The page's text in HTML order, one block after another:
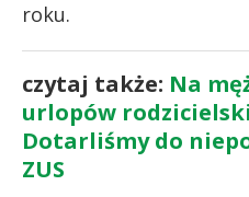
roku.
czytaj także: Na
urlopów
Dotarliśmy do
ZUS